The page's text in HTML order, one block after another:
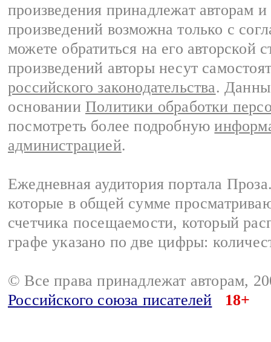
произведения принадлежат авторам
произведений возможна только с
можете обратиться на его авторской
произведений авторы несут
российского законодательства.
основании Политики обработки
посмотреть более подробную
администрацией.
Ежедневная аудитория портала
которые в общей сумме
счетчика посещаемости, который
графе указано по две цифры:
© Все права принадлежат авторам,
Российского союза писателей
18+